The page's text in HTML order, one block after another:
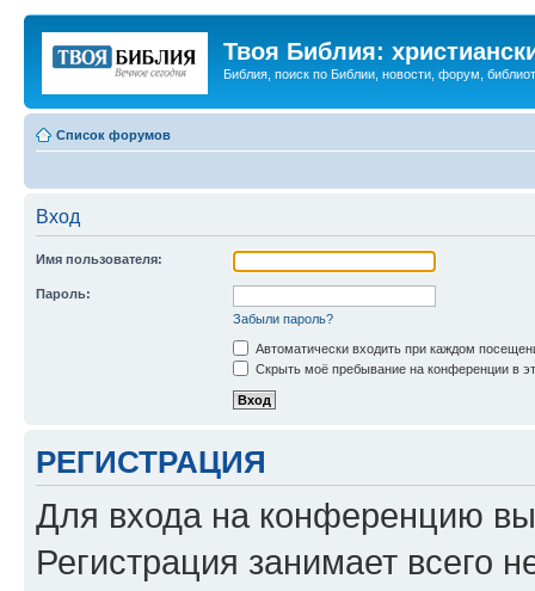
Твоя Библия:
Библия, поиск по Библии, новости, форум,
Список форумов
Вход
Имя пользователя:
Пароль:
Забыли пароль?
Автоматически входить при каждом
Скрыть моё пребывание на конференции в
РЕГИСТРАЦИЯ
Для входа на конференцию
Регистрация занимает всего